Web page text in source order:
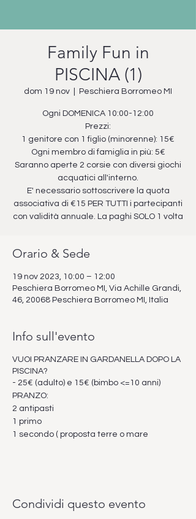
Family Fun in
PISCINA (1)
dom 19 nov Peschiera Borromeo MI
Ogni DOMENICA 10:00-12:00
Prezzi:
1 genitore con 1 figlio (minorenne): 15€
Ogni membro di famiglia in più: 5€
Saranno aperte 2 corsie con diversi giochi
acquatici all'interno.
E' necessario sottoscrivere la quota
associativa di €15 PER TUTTI i partecipanti
con validità annuale. La paghi SOLO 1 volta
Orario & Sede
19 nov 2023, 10:00 – 12:00
Peschiera Borromeo MI, Via Achille Grandi,
46, 20068 Peschiera Borromeo MI, Italia
Info sull'evento
VUOI PRANZARE IN GARDANELLA DOPO LA
PISCINA?
- 25€ (adulto) e 15€ (bimbo <=10 anni)
PRANZO:
2 antipasti
1 primo
1 secondo ( proposta terre o mare
Condividi questo evento